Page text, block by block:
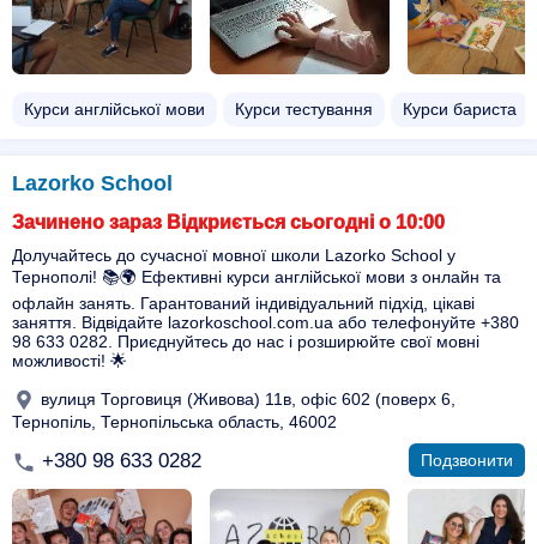
Курси англійської мови Курси тестування Курси бариста
Lazorko School
Зачинено зараз Відкриється сьогодні о 10:00
Долучайтесь до сучасної мовної школи Lazorko School у
Тернополі! 📚🌍 Ефективні курси англійської мови з онлайн та
офлайн занять. Гарантований індивідуальний підхід, цікаві
заняття. Відвідайте lazorkoschool.com.ua або телефонуйте +380
98 633 0282. Приєднуйтесь до нас і розширюйте свої мовні
можливості! 🌟
вулиця Торговиця (Живова) 11в, офіс 602 (поверх 6,
Тернопіль, Тернопільська область, 46002
+380 98 633 0282 Подзвонити